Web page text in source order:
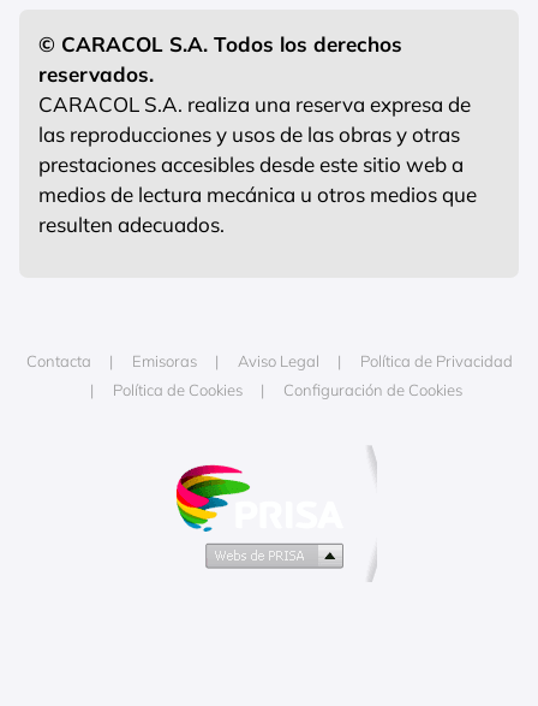
© CARACOL S.A. Todos los derechos
reservados.
CARACOL S.A. realiza una reserva expresa de
las reproducciones y usos de las obras y otras
prestaciones accesibles desde este sitio web a
medios de lectura mecánica u otros medios que
resulten adecuados.
Contacta Emisoras Aviso Legal
Política de Privacidad
Política de Cookies
Configuración de Cookies